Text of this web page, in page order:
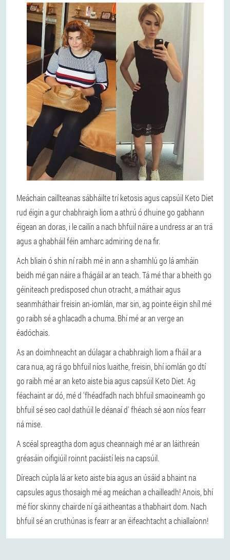
Meáchain caillteanas sábháilte trí ketosis agus capsúil Keto Diet
rud éigin a gur chabhraigh liom a athrú ó dhuine go gabhann
éigean an doras, i le cailín a nach bhfuil náire a undress ar an trá
agus a ghabháil féin amharc admiring de na fir.
Ach bliain ó shin ní raibh mé in ann a shamhlú go lá amháin
beidh mé gan náire a fhágáil ar an teach. Tá mé thar a bheith go
géiniteach predisposed chun otracht, a máthair agus
seanmháthair freisin an-iomlán, mar sin, ag pointe éigin shíl mé
go raibh sé a ghlacadh a chuma. Bhí mé ar an verge an
éadóchais.
As an doimhneacht an dúlagar a chabhraigh liom a fháil ar a
cara nua, ag rá go bhfuil níos luaithe, freisin, bhí iomlán go dtí
go raibh mé ar an keto aiste bia agus capsúil Keto Diet. Ag
féachaint ar dó, mé d 'fhéadfadh nach bhfuil smaoineamh go
bhfuil sé seo caol dathúil le déanaí d' fhéach sé aon níos fearr
ná mise.
A scéal spreagtha dom agus cheannaigh mé ar an láithreán
gréasáin oifigiúil roinnt pacáistí leis na capsúil.
Díreach cúpla lá ar keto aiste bia agus an úsáid a bhaint na
capsules agus thosaigh mé ag meáchan a chailleadh! Anois, bhí
mé fíor skinny chairde ní gá aitheantas a thabhairt dom. Nach
bhfuil sé an cruthúnas is fearr ar an éifeachtacht a chiallaíonn!